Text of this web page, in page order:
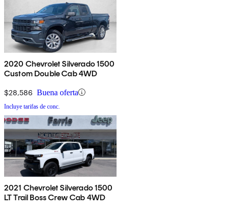
2020 Chevrolet Silverado 1500
Custom Double Cab 4WD
$28,586 Buena oferta
Incluye tarifas de conc.
2021 Chevrolet Silverado 1500
LT Trail Boss Crew Cab 4WD